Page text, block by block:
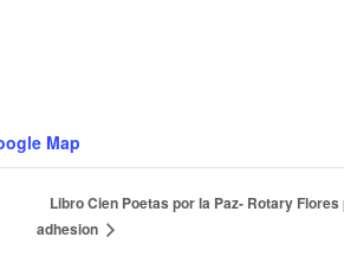
Map
Libro Cien Poetas por la Paz- Rotary Flores
adhesion